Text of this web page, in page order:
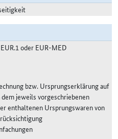
oder EUR-MED
bzw. Ursprungserklärung auf
jeweils vorgeschriebenen
enthaltenen Ursprungswaren von